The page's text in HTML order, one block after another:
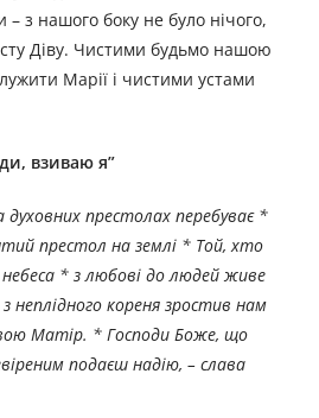
– з нашого боку не було нічого,
Діву. Чистими будьмо нашою
Марії і чистими устами
взиваю я”
духовних престолах перебуває *
престол на землі * Той, хто
* з любові до людей живе
неплідного кореня зростив нам
Матір. * Господи Боже, що
подаєш надію, – слава